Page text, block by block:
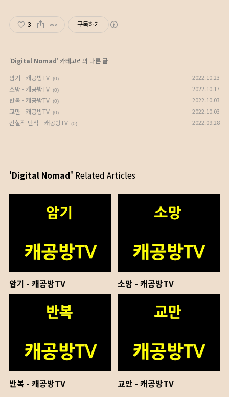
3 구독하기
'Digital Nomad' 카테고리의 다른 글
암기 - 캐공방TV (0) 2022.10.23
소망 - 캐공방TV (0) 2022.10.17
반복 - 캐공방TV (0) 2022.10.03
교만 - 캐공방TV (0) 2022.10.03
간헐적 단식 - 캐공방TV (0) 2022.09.28
'Digital Nomad' Related Articles
암기 - 캐공방TV 소망 - 캐공방TV
반복 - 캐공방TV 교만 - 캐공방TV